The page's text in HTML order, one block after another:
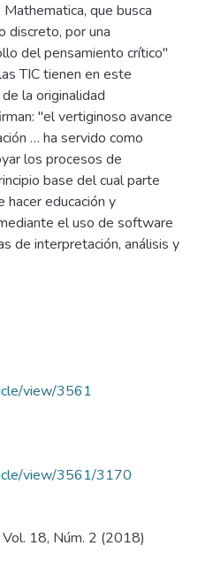
que busca
discreto, por una
del pensamiento crítico"
TIC tienen en este
la originalidad
"el vertiginoso avance
… ha servido como
los procesos de
base del cual parte
hacer educación y
el uso de software
de interpretación, análisis y
view/3561
view/3561/3170
18, Núm. 2 (2018)